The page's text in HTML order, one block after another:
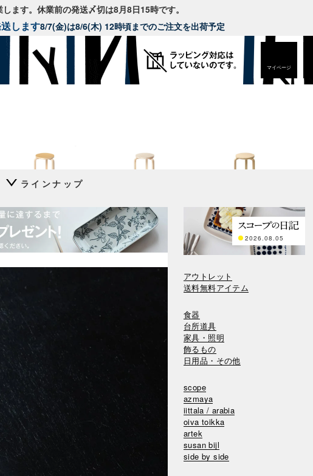
ます。休業前の発送〆切は8月8日15時です。
します8/7(金)は8/6(木) 12時頃までのご注文を出荷予定
マイページ
ラインナップ
2026.08.05
アウトレット
送料無料アイテム
食器
台所道具
家具・照明
飾るもの
日用品・その他
scope
azmaya
iittala / arabia
oiva toikka
artek
susan bijl
side by side